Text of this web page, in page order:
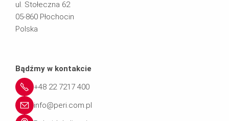
ul. Stołeczna 62
05-860 Płochocin
Polska
Bądźmy w kontakcie
+48 22 7217 400
info@peri.com.pl